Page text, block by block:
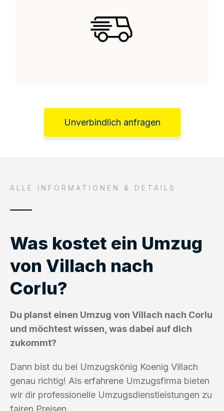
Unverbindlich anfragen
ALLE INFORMATIONEN & DETAILS
Was kostet ein Umzug
von Villach nach
Corlu?
Du planst einen Umzug von Villach nach Corlu
und möchtest wissen, was dabei auf dich
zukommt?
Dann bist du bei Umzugskönig Koenig Villach
genau richtig! Als erfahrene Umzugsfirma bieten
wir dir professionelle Umzugsdienstleistungen zu
fairen Preisen.